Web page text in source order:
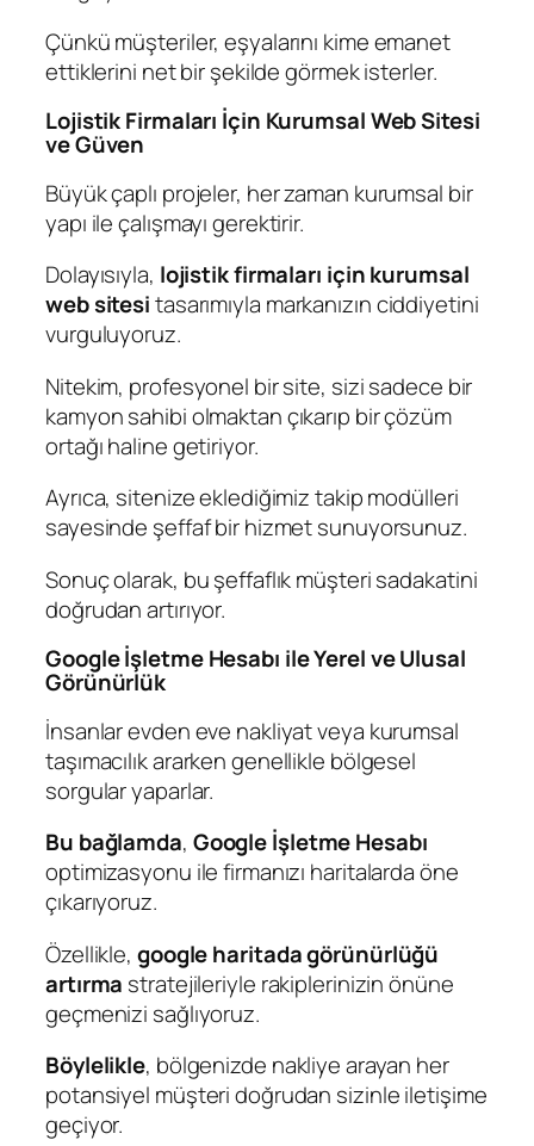
Çünkü müşteriler, eşyalarını kime emanet
ettiklerini net bir şekilde görmek isterler.
Lojistik Firmaları İçin Kurumsal Web Sitesi
ve Güven
Büyük çaplı projeler, her zaman kurumsal bir
yapı ile çalışmayı gerektirir.
Dolayısıyla, lojistik firmaları için kurumsal
web sitesitasarımıyla markanızın ciddiyetini
vurguluyoruz.
Nitekim, profesyonel bir site, sizi sadece bir
kamyon sahibi olmaktan çıkarıp bir çözüm
ortağı haline getiriyor.
Ayrıca, sitenize eklediğimiz takip modülleri
sayesinde şeffaf bir hizmet sunuyorsunuz.
Sonuç olarak, bu şeffaflık müşteri sadakatini
doğrudan artırıyor.
Google İşletme Hesabı ile Yerel ve Ulusal
Görünürlük
İnsanlar evden eve nakliyat veya kurumsal
taşımacılık ararken genellikle bölgesel
sorgular yaparlar.
Bu bağlamda, Google İşletme Hesabı
optimizasyonu ile firmanızı haritalarda öne
çıkarıyoruz.
Özellikle, google haritada görünürlüğü
artırma stratejileriyle rakiplerinizin önüne
geçmenizi sağlıyoruz.
Böylelikle, bölgenizde nakliye arayan her
potansiyel müşteri doğrudan sizinle iletişime
geçiyor.